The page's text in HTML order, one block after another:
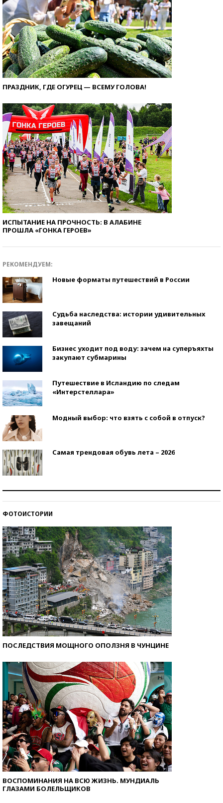
ПРАЗДНИК, ГДЕ ОГУРЕЦ — ВСЕМУ ГОЛОВА!
ИСПЫТАНИЕ НА ПРОЧНОСТЬ: В АЛАБИНЕ
ПРОШЛА «ГОНКА ГЕРОЕВ»
РЕКОМЕНДУЕМ:
Новые форматы путешествий в России
Судьба наследства: истории удивительных
завещаний
Бизнес уходит под воду: зачем на суперъяхты
закупают субмарины
Путешествие в Исландию по следам
«Интерстеллара»
Модный выбор: что взять с собой в отпуск?
Самая трендовая обувь лета – 2026
ФОТОИСТОРИИ
ПОСЛЕДСТВИЯ МОЩНОГО ОПОЛЗНЯ В ЧУНЦИНЕ
ВОСПОМИНАНИЯ НА ВСЮ ЖИЗНЬ. МУНДИАЛЬ
ГЛАЗАМИ БОЛЕЛЬЩИКОВ